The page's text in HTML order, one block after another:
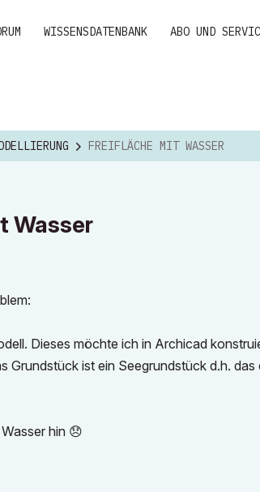
WISSENSDATENBANK ABO UND
FREIFLÄCHE MIT WASSER
Wasser
Dieses möchte ich in Archicad
Grundstück ist ein Seegrundstück d.h.
hin 😞